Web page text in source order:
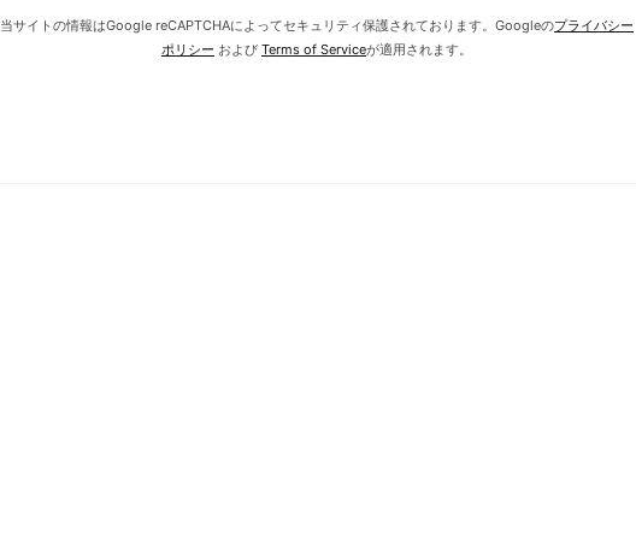
当サイトの情報はGoogle reCAPTCHAによってセキュリティ保護されております。Googleのプライバシー
ポリシー および Terms of Serviceが適用されます。